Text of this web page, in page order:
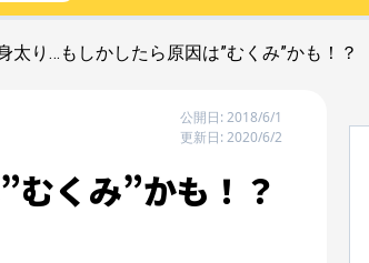
太り…もしかしたら原因は”むくみ”かも！？
公開日: 2018/6/1
更新日: 2020/6/2
くみ”かも！？